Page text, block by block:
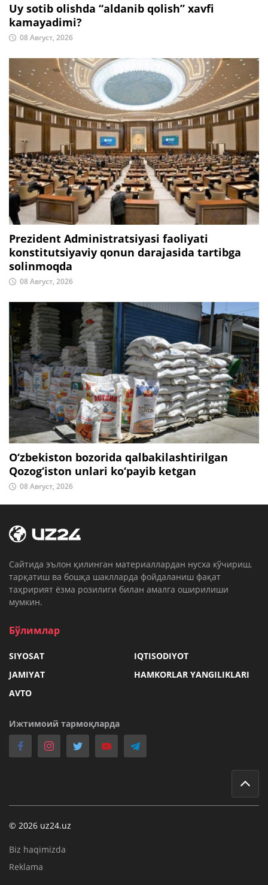
Uy sotib olishda “aldanib qolish” xavfi
kamayadimi?
08 Август, 2026
Prezident Administratsiyasi faoliyati
konstitutsiyaviy qonun darajasida tartibga
solinmoqda
08 Август, 2026
O‘zbekiston bozorida qalbakilashtirilgan
Qozog‘iston unlari ko‘payib ketgan
08 Август, 2026
Cайтида эълон қилинган материаллардан нусха кўчириш,
тарқатиш ва бошқа шаклларда фойдаланиш фақат
таҳририят ёзма розилиги билан амалга оширилиши
мумкин.
Бўлимлар
SIYOSAT
IQTISODIYOT
JAMIYAT
HAMKORLAR YANGILIKLARI
AVTO
Ижтимоий тармоқларда
© 2026 uz24.uz
Biz haqimizda
Reklama